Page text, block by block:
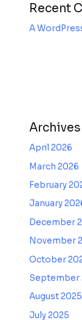
Recent
A
Archives
April 2026
March 2026
February
January
December
November
October
September
August 2025
July 2025